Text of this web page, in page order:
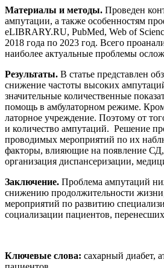
Материалы и методы. Проведен
ампутации, а также особенностям
eLIBRARY.RU, PubMed, Web of
2018 года по 2023 год. Всего
наиболее актуальные проблемы
Результаты. В статье представлен
снижение частоты высоких
значительные количественные
помощь в амбулаторном режиме.
латорное учреждение. Поэтому от
и количество ампутаций. Решение
проводимых мероприятий по их
факторы, влияющие на появление
организация диспансеризации,
Заключение. Проблема ампутаций
снижению продолжительности
мероприятий по развитию
социализации пациентов,
Ключевые слова: сахарный диабет,